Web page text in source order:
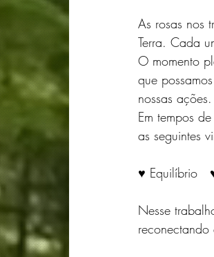
As rosas nos
Terra. Cada
O momento
que
nossas ações.
Em tempos
as seguintes
♥ Equilíbrio
Nesse